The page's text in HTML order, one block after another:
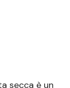
secca è un